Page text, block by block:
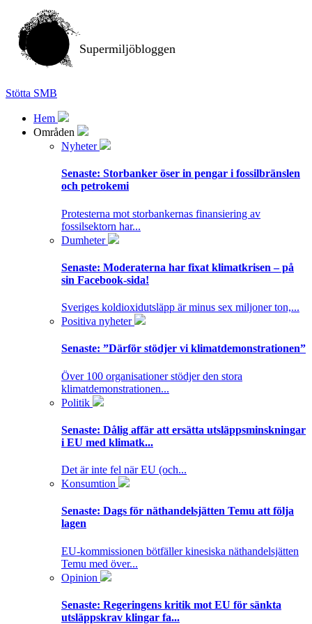
Supermiljöbloggen
Stötta SMB
Hem
Områden
Nyheter
Senaste: Storbanker öser in pengar i fossilbränslen
och petrokemi
Protesterna mot storbankernas finansiering av
fossilsektorn har...
Dumheter
Senaste: Moderaterna har fixat klimatkrisen – på
sin Facebook-sida!
Sveriges koldioxidutsläpp är minus sex miljoner ton,...
Positiva nyheter
Senaste: ”Därför stödjer vi klimatdemonstrationen”
Över 100 organisationer stödjer den stora
klimatdemonstrationen...
Politik
Senaste: Dålig affär att ersätta utsläppsminskningar
i EU med klimatk...
Det är inte fel när EU (och...
Konsumtion
Senaste: Dags för näthandelsjätten Temu att följa
lagen
EU-kommissionen bötfäller kinesiska näthandelsjätten
Temu med över...
Opinion
Senaste: Regeringens kritik mot EU för sänkta
utsläppskrav klingar fa...